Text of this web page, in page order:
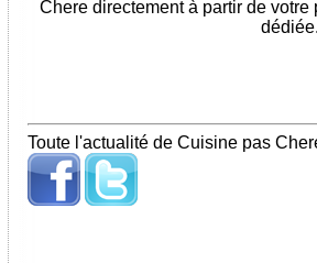
Chere directement à partir de
Toute l'actualité de Cuisine pas